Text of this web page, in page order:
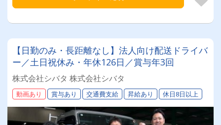
【日勤のみ・長距離なし】法人向け配送ドライバ
ー／土日祝休み・年休126日／賞与年3回
株式会社シバタ 株式会社シバタ
動画あり 賞与あり 交通費支給 昇給あり 休日8日以上